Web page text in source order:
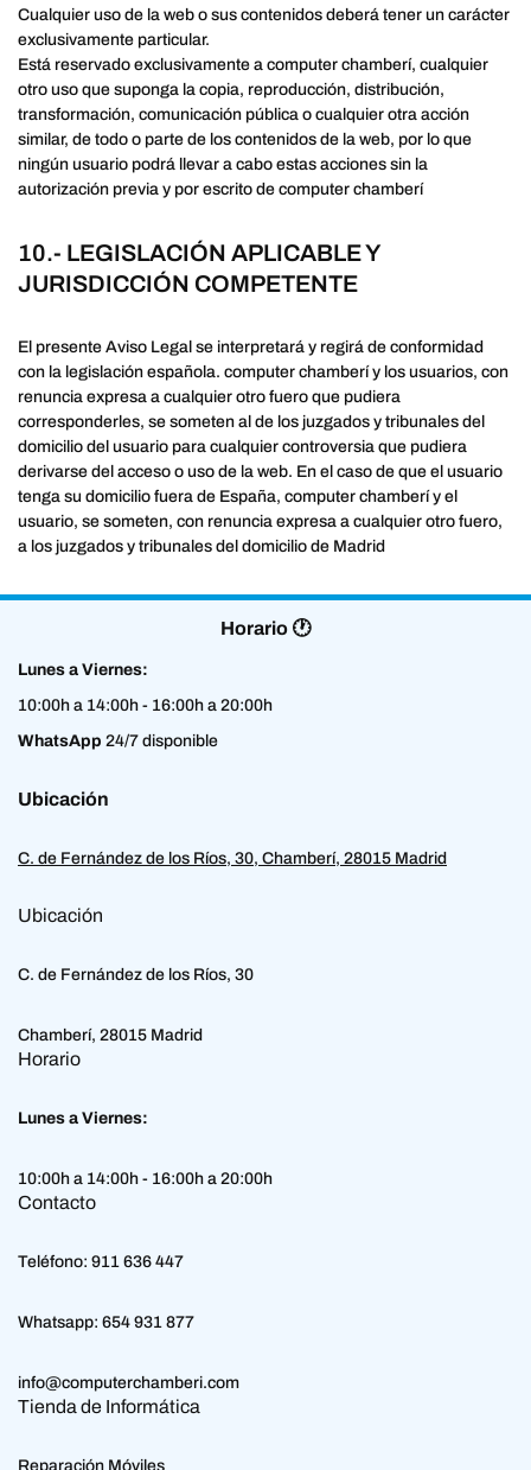
Cualquier uso de la web o sus contenidos deberá tener un carácter
exclusivamente particular.
Está reservado exclusivamente a computer chamberí, cualquier
otro uso que suponga la copia, reproducción, distribución,
transformación, comunicación pública o cualquier otra acción
similar, de todo o parte de los contenidos de la web, por lo que
ningún usuario podrá llevar a cabo estas acciones sin la
autorización previa y por escrito de computer chamberí
10.- LEGISLACIÓN APLICABLE Y
JURISDICCIÓN COMPETENTE
El presente Aviso Legal se interpretará y regirá de conformidad
con la legislación española. computer chamberí y los usuarios, con
renuncia expresa a cualquier otro fuero que pudiera
corresponderles, se someten al de los juzgados y tribunales del
domicilio del usuario para cualquier controversia que pudiera
derivarse del acceso o uso de la web. En el caso de que el usuario
tenga su domicilio fuera de España, computer chamberí y el
usuario, se someten, con renuncia expresa a cualquier otro fuero,
a los juzgados y tribunales del domicilio de Madrid
Horario 🕐
Lunes a Viernes:
10:00h a 14:00h - 16:00h a 20:00h
WhatsApp 24/7 disponible
Ubicación
C. de Fernández de los Ríos, 30, Chamberí, 28015 Madrid
Ubicación
C. de Fernández de los Ríos, 30
Chamberí, 28015 Madrid
Horario
Lunes a Viernes:
10:00h a 14:00h - 16:00h a 20:00h
Contacto
Teléfono: 911 636 447
Whatsapp: 654 931 877
info@computerchamberi.com
Tienda de Informática
Reparación Móviles